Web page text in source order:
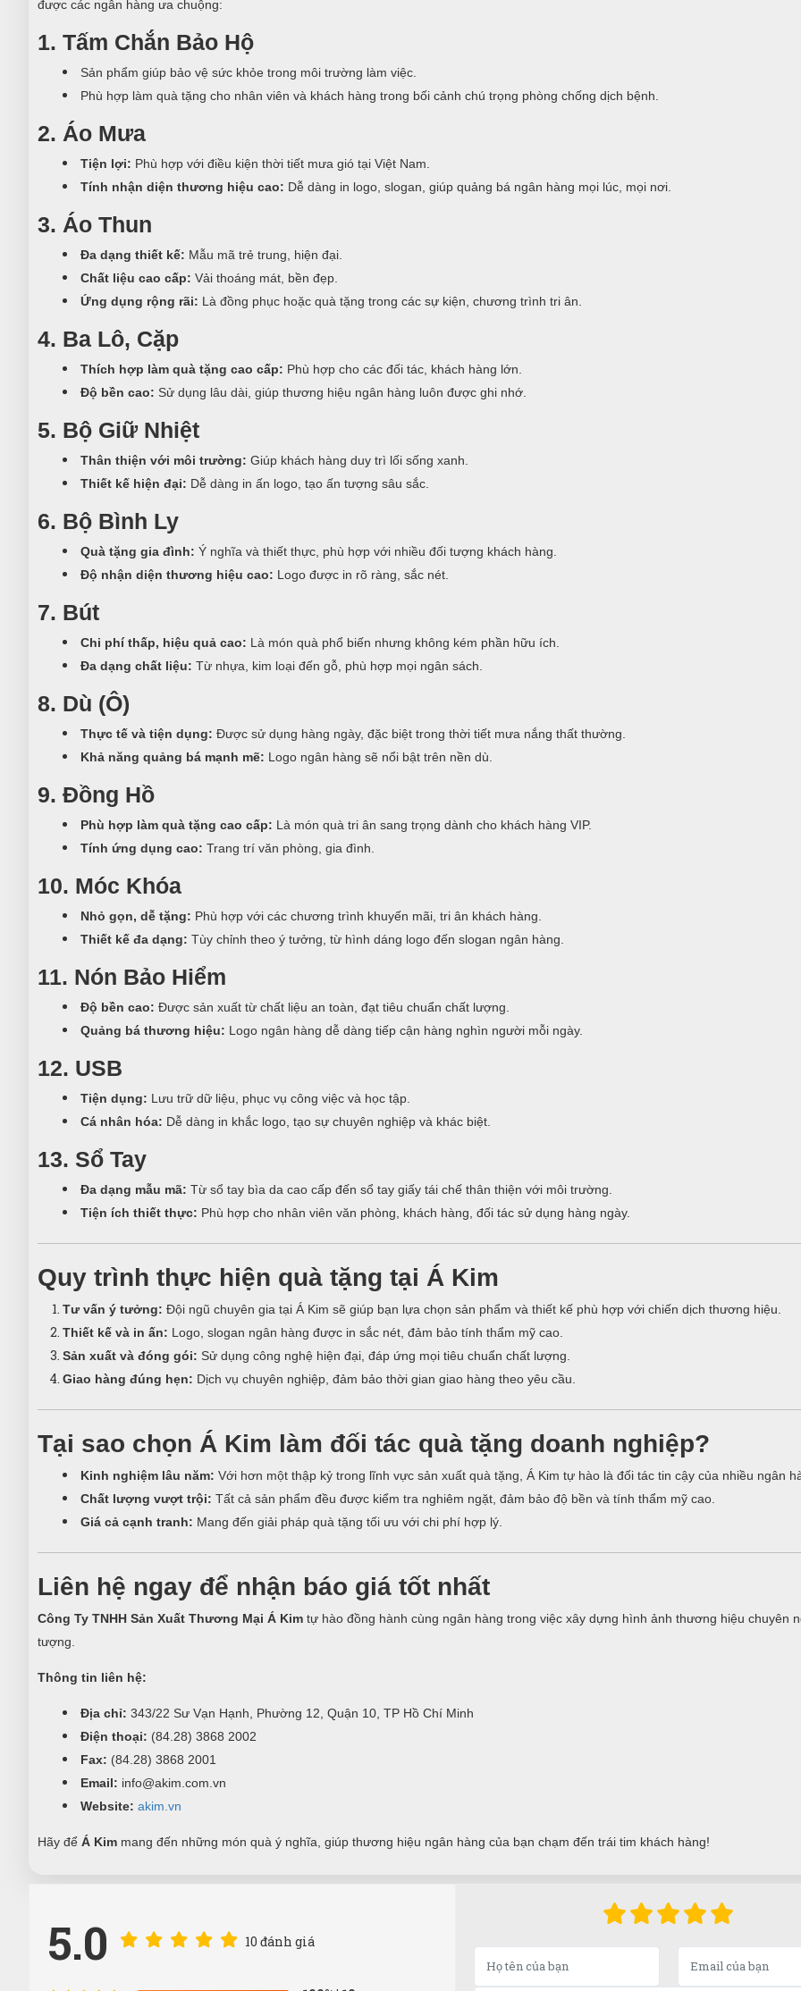
được các ngân hàng ưa chuộng:
1. Tấm Chắn Bảo Hộ
Sản phẩm giúp bảo vệ sức khỏe trong môi trường làm việc.
Phù hợp làm quà tặng cho nhân viên và khách hàng trong bối cảnh chú trọng phòng chống dịch bệnh.
2. Áo Mưa
Tiện lợi: Phù hợp với điều kiện thời tiết mưa gió tại Việt Nam.
Tính nhận diện thương hiệu cao: Dễ dàng in logo, slogan, giúp quảng bá ngân hàng mọi lúc, mọi nơi.
3. Áo Thun
Đa dạng thiết kế: Mẫu mã trẻ trung, hiện đại.
Chất liệu cao cấp: Vải thoáng mát, bền đẹp.
Ứng dụng rộng rãi: Là đồng phục hoặc quà tặng trong các sự kiện, chương trình tri ân.
4. Ba Lô, Cặp
Thích hợp làm quà tặng cao cấp: Phù hợp cho các đối tác, khách hàng lớn.
Độ bền cao: Sử dụng lâu dài, giúp thương hiệu ngân hàng luôn được ghi nhớ.
5. Bộ Giữ Nhiệt
Thân thiện với môi trường: Giúp khách hàng duy trì lối sống xanh.
Thiết kế hiện đại: Dễ dàng in ấn logo, tạo ấn tượng sâu sắc.
6. Bộ Bình Ly
Quà tặng gia đình: Ý nghĩa và thiết thực, phù hợp với nhiều đối tượng khách hàng.
Độ nhận diện thương hiệu cao: Logo được in rõ ràng, sắc nét.
7. Bút
Chi phí thấp, hiệu quả cao: Là món quà phổ biến nhưng không kém phần hữu ích.
Đa dạng chất liệu: Từ nhựa, kim loại đến gỗ, phù hợp mọi ngân sách.
8. Dù (Ô)
Thực tế và tiện dụng: Được sử dụng hàng ngày, đặc biệt trong thời tiết mưa nắng thất thường.
Khả năng quảng bá mạnh mẽ: Logo ngân hàng sẽ nổi bật trên nền dù.
9. Đồng Hồ
Phù hợp làm quà tặng cao cấp: Là món quà tri ân sang trọng dành cho khách hàng VIP.
Tính ứng dụng cao: Trang trí văn phòng, gia đình.
10. Móc Khóa
Nhỏ gọn, dễ tặng: Phù hợp với các chương trình khuyến mãi, tri ân khách hàng.
Thiết kế đa dạng: Tùy chỉnh theo ý tưởng, từ hình dáng logo đến slogan ngân hàng.
11. Nón Bảo Hiểm
Độ bền cao: Được sản xuất từ chất liệu an toàn, đạt tiêu chuẩn chất lượng.
Quảng bá thương hiệu: Logo ngân hàng dễ dàng tiếp cận hàng nghìn người mỗi ngày.
12. USB
Tiện dụng: Lưu trữ dữ liệu, phục vụ công việc và học tập.
Cá nhân hóa: Dễ dàng in khắc logo, tạo sự chuyên nghiệp và khác biệt.
13. Sổ Tay
Đa dạng mẫu mã: Từ sổ tay bìa da cao cấp đến sổ tay giấy tái chế thân thiện với môi trường.
Tiện ích thiết thực: Phù hợp cho nhân viên văn phòng, khách hàng, đối tác sử dụng hàng ngày.
Quy trình thực hiện quà tặng tại Á Kim
Tư vấn ý tưởng: Đội ngũ chuyên gia tại Á Kim sẽ giúp bạn lựa chọn sản phẩm và thiết kế phù hợp với chiến dịch thương hiệu.
Thiết kế và in ấn: Logo, slogan ngân hàng được in sắc nét, đảm bảo tính thẩm mỹ cao.
Sản xuất và đóng gói: Sử dụng công nghệ hiện đại, đáp ứng mọi tiêu chuẩn chất lượng.
Giao hàng đúng hẹn: Dịch vụ chuyên nghiệp, đảm bảo thời gian giao hàng theo yêu cầu.
Tại sao chọn Á Kim làm đối tác quà tặng doanh nghiệp?
Kinh nghiệm lâu năm: Với hơn một thập kỷ trong lĩnh vực sản xuất quà tặng, Á Kim tự hào là đối tác tin cậy của nhiều ngân
Chất lượng vượt trội: Tất cả sản phẩm đều được kiểm tra nghiêm ngặt, đảm bảo độ bền và tính thẩm mỹ cao.
Giá cả cạnh tranh: Mang đến giải pháp quà tặng tối ưu với chi phí hợp lý.
Liên hệ ngay để nhận báo giá tốt nhất
Công Ty TNHH Sản Xuất Thương Mại Á Kim tự hào đồng hành cùng ngân hàng trong việc xây dựng hình ảnh thương hiệu chuyên
tượng.
Thông tin liên hệ:
Địa chỉ: 343/22 Sư Vạn Hạnh, Phường 12, Quận 10, TP Hồ Chí Minh
Điện thoại: (84.28) 3868 2002
Fax: (84.28) 3868 2001
Email: info@akim.com.vn
Website: akim.vn
Hãy để Á Kim mang đến những món quà ý nghĩa, giúp thương hiệu ngân hàng của bạn chạm đến trái tim khách hàng!
5.0 10 đánh giá